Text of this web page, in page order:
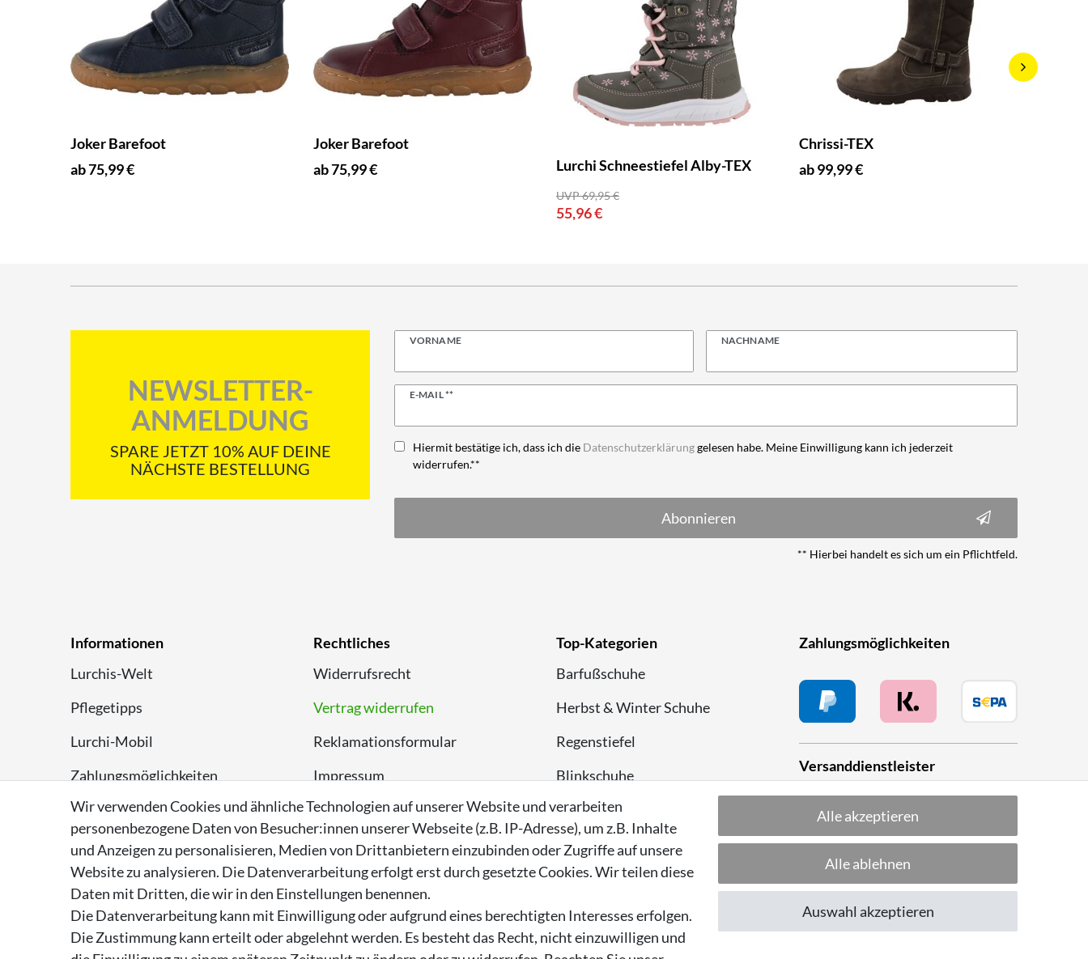
Joker Barefoot
ab 75,99 €
Joker Barefoot
ab 75,99 €
Lurchi Schneestiefel Alby-TEX
UVP 69,95 €
55,96 €
Chrissi-TEX
ab 99,99 €
NEWSLETTER-
ANMELDUNG
SPARE JETZT 10% AUF DEINE
NÄCHSTE BESTELLUNG
VORNAME NACHNAME
E-MAIL **
Newsletter
Hiermit bestätige ich, dass ich die Daten­schutz­erklärunggelesen habe. Meine Einwilligung kann ich jederzeit
widerrufen.**
Abonnieren
** Hierbei handelt es sich um ein Pflichtfeld.
Informationen
Lurchis-Welt
Pflegetipps
Lurchi-Mobil
Zahlungsmöglichkeiten
Versand
Rückversand
Entsorgungshinweise
Über Supremo Shoes
Rechtliches
Widerrufsrecht
Vertrag widerrufen
Reklamationsformular
Impressum
Datenschutzerklärung
Top-Kategorien
Barfußschuhe
Herbst & Winter Schuhe
Regenstiefel
Blinkschuhe
Schnneestiefel
Wasserdichte Kinderschuhe
Sneaker
Lauflernschuhe
Zahlungsmöglichkeiten
Versanddienstleister
Folge uns!
Wir verwenden Cookies und ähnliche Technologien auf unserer Website und verarbeiten
personenbezogene Daten von Besucher:innen unserer Webseite (z.B. IP-Adresse), um z.B. Inhalte
und Anzeigen zu personalisieren, Medien von Drittanbietern einzubinden oder Zugriffe auf unsere
Website zu analysieren. Die Datenverarbeitung erfolgt erst durch gesetzte Cookies. Wir teilen diese
Daten mit Dritten, die wir in den Einstellungen benennen.
Die Datenverarbeitung kann mit Einwilligung oder aufgrund eines berechtigten Interesses erfolgen.
Die Zustimmung kann erteilt oder abgelehnt werden. Es besteht das Recht, nicht einzuwilligen und
Alle akzeptieren
Alle ablehnen
Auswahl akzeptieren